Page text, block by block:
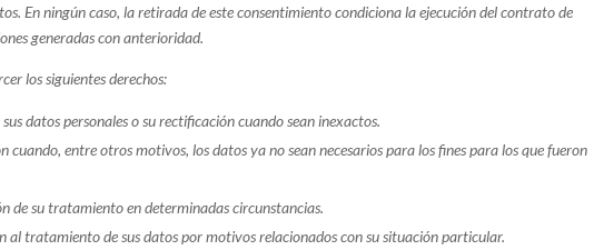
En ningún caso, la retirada de este consentimiento condiciona la ejecución del contrato de
generadas con anterioridad.
los siguientes derechos:
datos personales o su rectificación cuando sean inexactos.
cuando, entre otros motivos, los datos ya no sean necesarios para los fines para los que fueron
de su tratamiento en determinadas circunstancias.
al tratamiento de sus datos por motivos relacionados con su situación particular.